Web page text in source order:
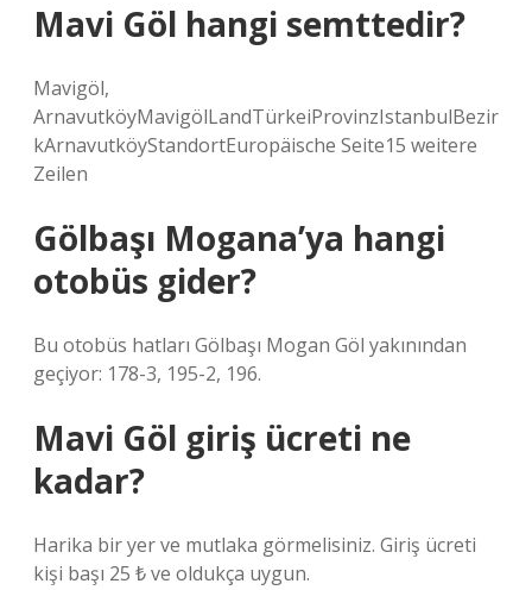
Mavi Göl hangi semttedir?
Mavigöl,
ArnavutköyMavigölLandTürkeiProvinzIstanbulBezir
kArnavutköyStandortEuropäische Seite15 weitere
Zeilen
Gölbaşı Mogana’ya hangi
otobüs gider?
Bu otobüs hatları Gölbaşı Mogan Göl yakınından
geçiyor: 178-3, 195-2, 196.
Mavi Göl giriş ücreti ne
kadar?
Harika bir yer ve mutlaka görmelisiniz. Giriş ücreti
kişi başı 25 ₺ ve oldukça uygun.